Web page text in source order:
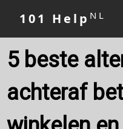
101 Help NL
5 beste
achteraf